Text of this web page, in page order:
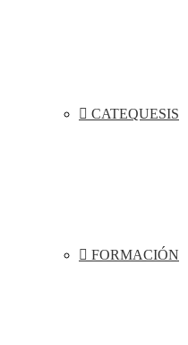
CATEQUESIS
FORMACIÓN